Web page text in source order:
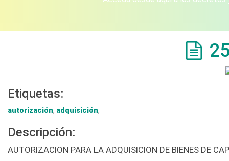
Etiquetas:
autorización, adquisición,
Descripción:
AUTORIZACION PARA LA ADQUISICION DE BIENES DE